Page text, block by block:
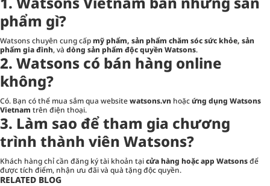
phẩm gì?
Watsons chuyên cung cấpmỹ phẩm, sản phẩm chăm sóc sức khỏe, sản
phẩm gia đình, và dòng sản phẩm độc quyền Watsons.
2. Watsons có bán hàng online
không?
Có. Bạn có thể mua sắm qua websitewatsons.vn hoặcứng dụng Watsons
Vietnam trên điện thoại.
3. Làm sao để tham gia chương
trình thành viên Watsons?
Khách hàng chỉ cần đăng ký tài khoản tạicửa hàng hoặc app Watsonsđể
được tích điểm, nhận ưu đãi và quà tặng độc quyền.
Keyboard shortcuts Map data ©2025 Map data ©2025
RELATED BLOG